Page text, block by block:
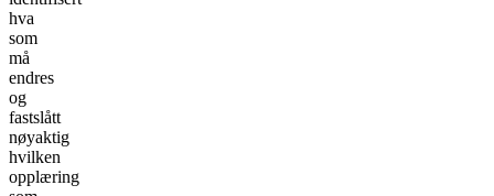
hva
som
må
endres
og
fastslått
nøyaktig
hvilken
opplæring